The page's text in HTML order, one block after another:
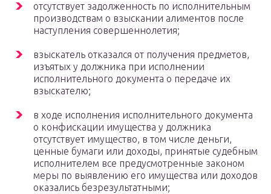
отсутствует задолженность по исполнительным
производствам о взыскании алиментов после
наступления совершеннолетия;
взыскатель отказался от получения предметов,
изъятых у должника при исполнении
исполнительного документа о передаче их
взыскателю;
в ходе исполнения исполнительного документа
о конфискации имущества у должника
отсутствует имущество, в том числе деньги,
ценные бумаги или доходы, принятые судебным
исполнителем все предусмотренные законом
меры по выявлению его имущества или доходов
оказались безрезультатными;